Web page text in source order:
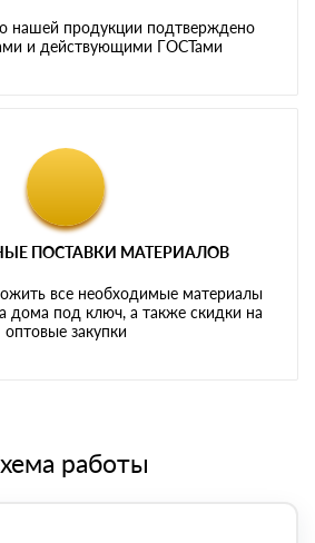
нашей продукции подтверждено
и действующими ГОСТами
ПОСТАВКИ МАТЕРИАЛОВ
все необходимые материалы
дома под ключ, а также скидки на
оптовые закупки
работы